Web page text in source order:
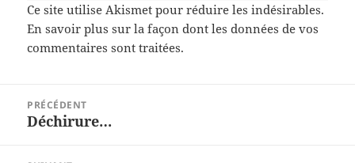
Ce site utilise Akismet pour réduire les indésirables.
En savoir plus sur la façon dont les données de vos
commentaires sont traitées.
l’article
PRÉCÉDENT
Article
Déchirure…